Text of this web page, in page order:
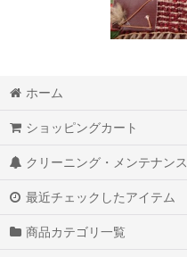
ホーム
ショッピングカート
クリーニング・メンテナンス
最近チェックしたアイテム
商品カテゴリ一覧